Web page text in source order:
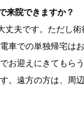
来院できますか？
丈夫です。ただし
車での単独帰宅はお
お迎えにきてもら
。遠方の方は、周